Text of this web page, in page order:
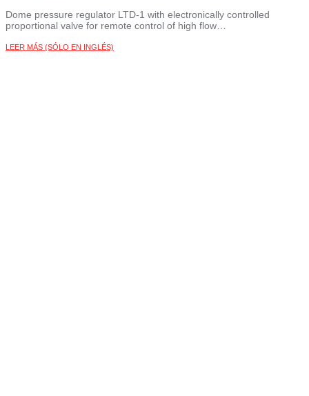
Dome pressure regulator LTD-1 with electronically controlled
proportional valve for remote control of high flow…
LEER MÁS (SÓLO EN INGLÉS)